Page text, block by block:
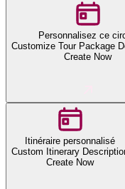
Personnalisez ce
Customize Tour Package
Create Now
Itinéraire personnalisé
Custom Itinerary
Create Now